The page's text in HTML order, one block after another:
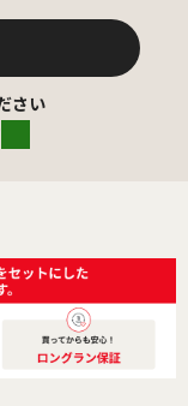
さい